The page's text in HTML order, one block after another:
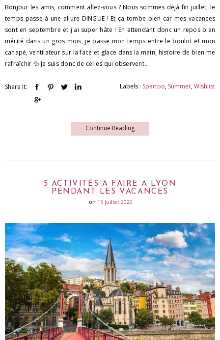
Bonjour les amis, comment allez-vous ? Nous sommes déjà fin juillet, le
temps passe à une allure DINGUE ! Et ça tombe bien car mes vacances
sont en septembre et j'ai super hâte ! En attendant donc un repos bien
mérité dans un gros mois, je passe mon temps entre le boulot et mon
canapé, ventilateur sur la face et glace dans la main, histoire de bien me
rafraîchir 💦 Je suis donc de celles qui observent...
Share It: Labels : Spartoo, Summer,Wishlist
Continue Reading
5 ACTIVITÉS A FAIRE A LYON
PENDANT LES VACANCES
on 15 juillet 2020